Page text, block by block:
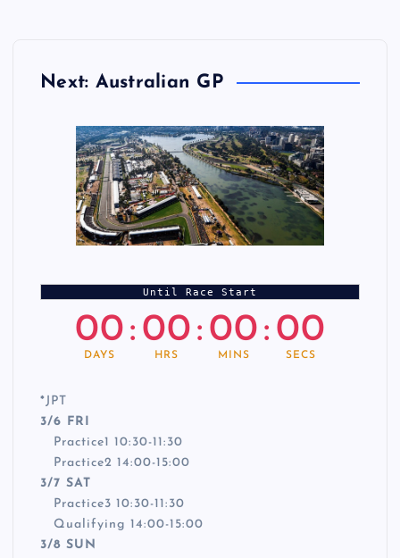
Next: Australian GP
Until Race Start
00
DAYS
: 00
HRS
: 00
MINS
: 00
SECS
*JPT
3/6 FRI
Practice1 10:30-11:30
Practice2 14:00-15:00
3/7 SAT
Practice3 10:30-11:30
Qualifying 14:00-15:00
3/8 SUN